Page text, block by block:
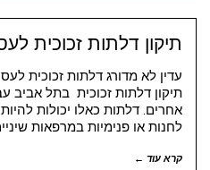
תיקון דלתות זכוכית
עדין לא מדורג דלתות זכוכית
תיקון דלתות זכוכית בתל אביב
אחרים. דלתות כאלו יכולות
לחנות או פנימיות במרפאות
קרא עוד ←